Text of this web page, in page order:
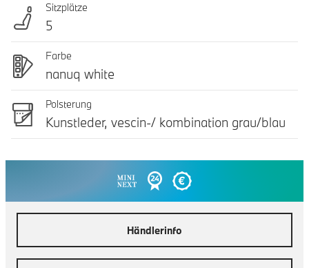
Sitzplätze
5
Farbe
nanuq white
Polsterung
Kunstleder, vescin-/ kombination grau/blau
Händlerinfo